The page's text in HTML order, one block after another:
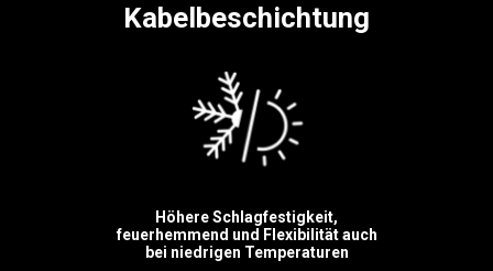
Kabelbeschichtung
Höhere Schlagfestigkeit,
feuerhemmend und Flexibilität auch
bei niedrigen Temperaturen